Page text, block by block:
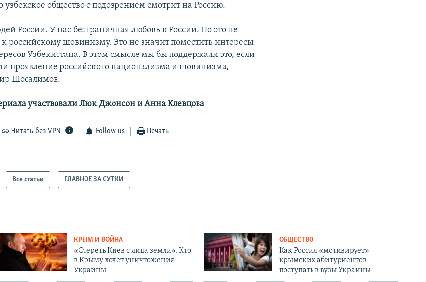
узбекское общество с подозрением смотрит на Россию.
России. У нас безграничная любовь к России. Но это не
российскому шовинизму. Это не значит поместить интересы
Узбекистана. В этом смысле мы бы поддержали это, если
проявление российского национализма и шовинизма, –
Шосалимов.
участвовали Люк Джонсон и Анна Клевцова
Читать без VPN Follow us Печать
Все статьи ГЛАВНОЕ ЗА СУТКИ
КРЫМ И ВОЙНА
«Стереть Киев с лица земли». Кто
в Крыму хочет уничтожения
Украины
ОБЩЕСТВО
Как Россия «мотивирует»
крымских абитуриентов
поступать в вузы Украины